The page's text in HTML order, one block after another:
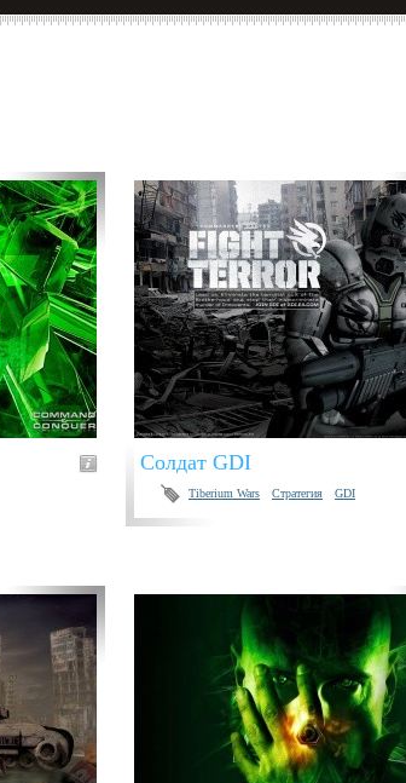
Cолдат GDI
Tiberium Wars Стратегия GDI